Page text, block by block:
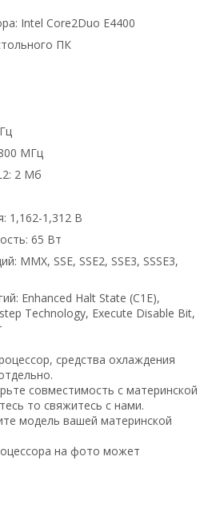
Intel Core2Duo E4400
ПК
МГц
2 Мб
1,162-1,312 В
65 Вт
MMX, SSE, SSE2, SSE3, SSSE3,
Enhanced Halt State (C1E),
Technology, Execute Disable Bit,
средства охлаждения
совместимость с материнской
то свяжитесь с нами.
модель вашей материнской
на фото может